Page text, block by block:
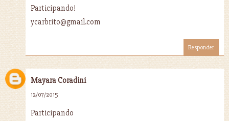
Participando!
ycarbrito@gmail.com
Responder
Mayara Coradini
12/07/2015
Participando